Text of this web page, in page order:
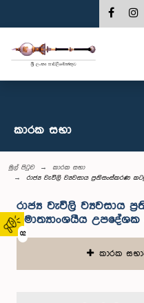
02
කාරක සභා
මුල් පිටුව
කාරක සභා
රාජ්‍ය වැවිලි ව්‍යවසාය ප්‍රතිසංස්කරණ
රාජ්‍ය වැවිලි ව්‍යවසාය
අමාත්‍යාංශයීය
කාරක